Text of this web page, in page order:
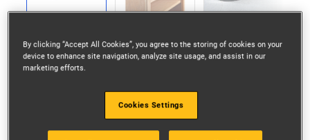
Next
Varmebestandig harpiksbinding - ideell for sliping
By clicking “Accept All Cookies”, you agree to the storing of cookies on your
device to enhance site navigation, analyze site usage, and assist in our
marketing efforts.
Cookies Settings